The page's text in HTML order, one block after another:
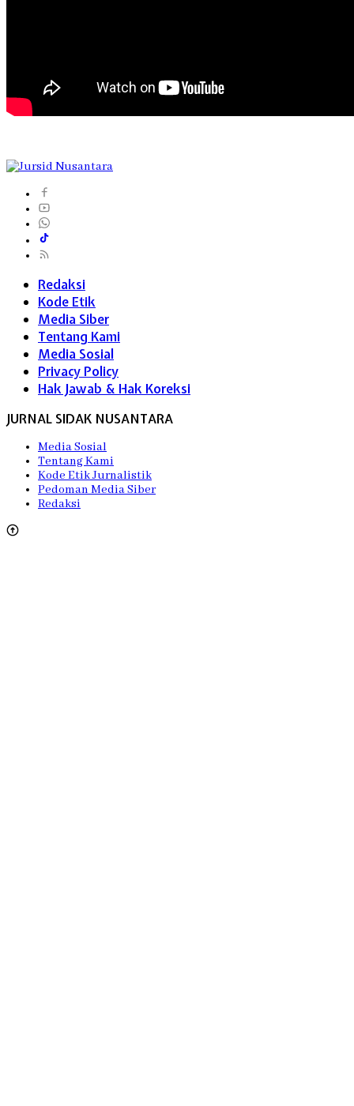
Redaksi
Kode Etik
Media Siber
Tentang Kami
Media Sosial
Privacy Policy
Hak Jawab & Hak Koreksi
JURNAL SIDAK NUSANTARA
Media Sosial
Tentang Kami
Kode Etik Jurnalistik
Pedoman Media Siber
Redaksi